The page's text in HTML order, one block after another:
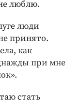
люблю.
люди
принято.
как
при мне
стать